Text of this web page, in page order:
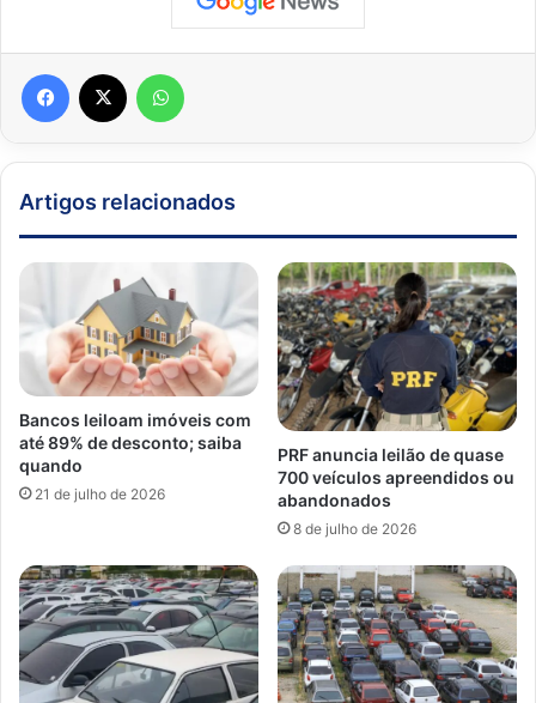
Facebook
Artigos relacionados
Bancos leiloam imóveis com
até 89% de desconto; saiba
quando
21 de julho de 2026
PRF anuncia leilão de quase
700 veículos apreendidos ou
abandonados
8 de julho de 2026